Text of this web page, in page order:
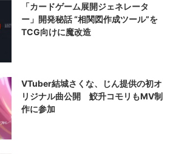
「カードゲーム展開ジェネレータ
ー」開発秘話 “相関図作成ツール”を
TCG向けに魔改造
VTuber結城さくな、じん提供の初オ
リジナル曲公開 鮫升コモリもMV制
作に参加